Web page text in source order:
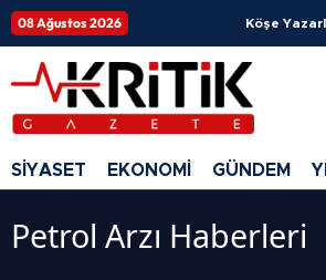
08 Ağustos 2026 Köşe
SİYASET EKONOMİ GÜNDEM
Petrol Arzı Haberleri